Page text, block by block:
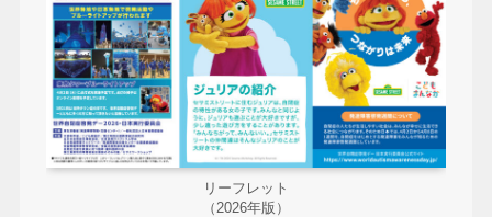
リーフレット
（2026年版）